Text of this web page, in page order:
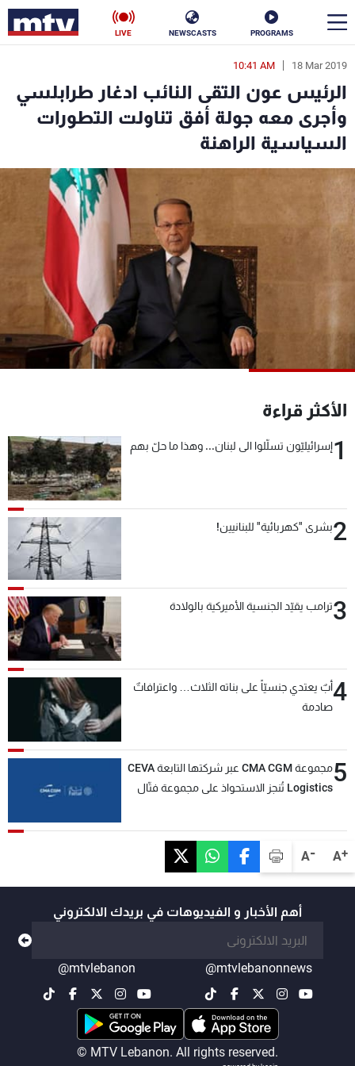
PROGRAMS
NEWSCASTS
LIVE
A+
A-
18 Mar 2019
10:41 AM
الرئيس عون التقى النائب ادغار طرابلسي
وأجرى معه جولة أفق تناولت التطورات
السياسية الراهنة
الأكثر قراءة
1إسرائيليّون تسلّلوا الى لبنان... وهذا ما حلّ بهم
2بشرى "كهربائية" للبنانيين!
3ترامب يقيّد الجنسية الأميركية بالولادة
4أبٌ يعتدي جنسيّاً على بناته الثلاث… واعترافاتٌ
صادمة
5
مجموعة CMA CGM عبر شركتها التابعة CEVA
Logistics تُنجز الاستحواذ على مجموعة فتّال
أهم الأخبار و الفيديوهات في بريدك الالكتروني
@mtvlebanonnews
@mtvlebanon
© MTV Lebanon. All rights reserved.
en
الأخبار
سياسة
إقتصاد
رياضة
البرامج
جدول البرامج
شاهد البرامج
عن MTV
الإنـتـاج
وظائف
شروط الإسـتخدام
سياسة الخصوصية